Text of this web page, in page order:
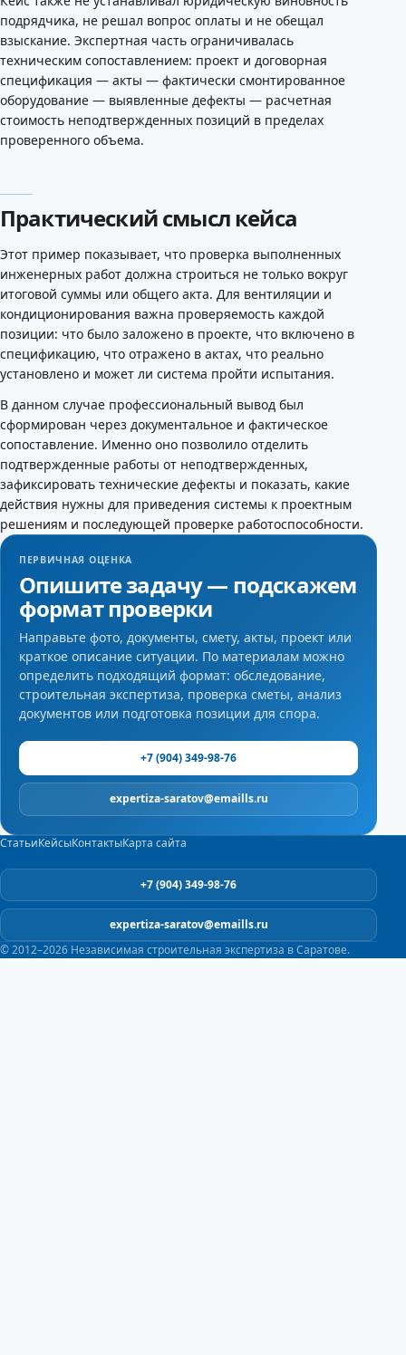
подрядчика, не решал вопрос оплаты и не обещал
взыскание. Экспертная часть ограничивалась
техническим сопоставлением: проект и договорная
спецификация — акты — фактически смонтированное
оборудование — выявленные дефекты — расчетная
стоимость неподтвержденных позиций в пределах
проверенного объема.
Практический смысл кейса
Этот пример показывает, что проверка выполненных
инженерных работ должна строиться не только вокруг
итоговой суммы или общего акта. Для вентиляции и
кондиционирования важна проверяемость каждой
позиции: что было заложено в проекте, что включено в
спецификацию, что отражено в актах, что реально
установлено и может ли система пройти испытания.
В данном случае профессиональный вывод был
сформирован через документальное и фактическое
сопоставление. Именно оно позволило отделить
подтвержденные работы от неподтвержденных,
зафиксировать технические дефекты и показать, какие
действия нужны для приведения системы к проектным
решениям и последующей проверке работоспособности.
ПЕРВИЧНАЯ ОЦЕНКА
Опишите задачу — подскажем
формат проверки
Направьте фото, документы, смету, акты, проект или
краткое описание ситуации. По материалам можно
определить подходящий формат: обследование,
строительная экспертиза, проверка сметы, анализ
документов или подготовка позиции для спора.
+7 (904) 349-98-76
expertiza-saratov@emaills.ru
СтатьиКейсыКонтактыКарта сайта
+7 (904) 349-98-76
expertiza-saratov@emaills.ru
© 2012–2026 Независимая строительная экспертиза в Саратове.